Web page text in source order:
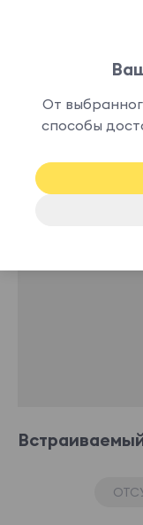
Споты и точечные
наличии
От
способы